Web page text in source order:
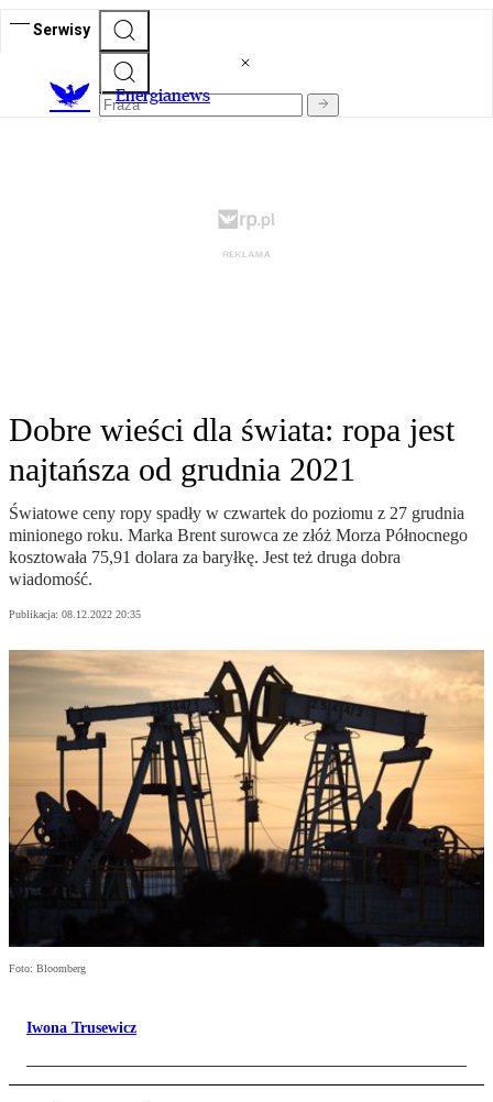
Serwisy
Energianews
Dobre wieści dla świata: ropa jest
najtańsza od grudnia 2021
Światowe ceny ropy spadły w czwartek do poziomu z 27 grudnia
minionego roku. Marka Brent surowca ze złóż Morza Północnego
kosztowała 75,91 dolara za baryłkę. Jest też druga dobra
wiadomość.
Publikacja: 08.12.2022 20:35
Foto: Bloomberg
Iwona Trusewicz